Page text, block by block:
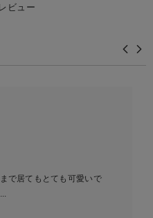
ビュー
で居てもとても可愛いで